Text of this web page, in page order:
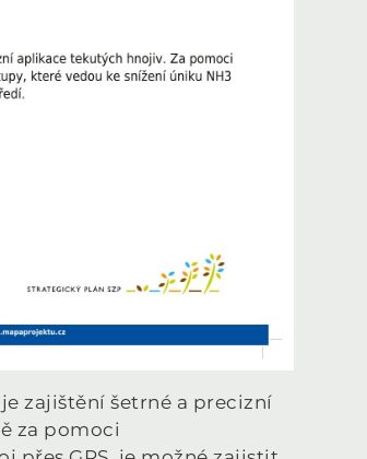
zajištění šetrné a precizní
za pomoci